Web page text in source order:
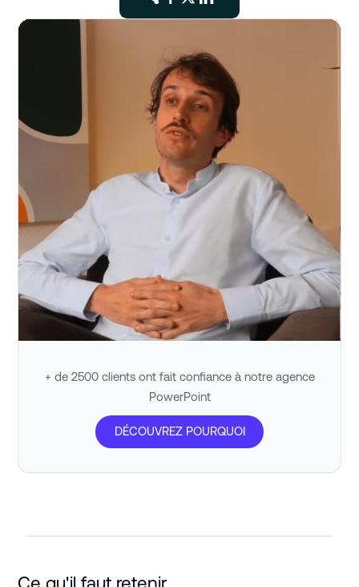
+ de 2500 clients ont fait confiance à notre agence
PowerPoint
DÉCOUVREZ POURQUOI